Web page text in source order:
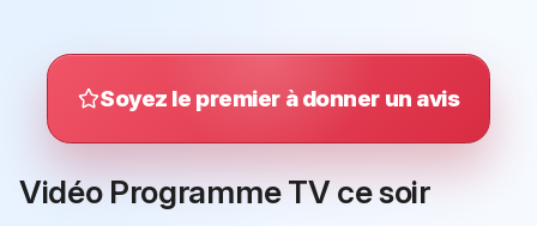
Soyez le premier à donner un avis
Vidéo Programme TV ce soir